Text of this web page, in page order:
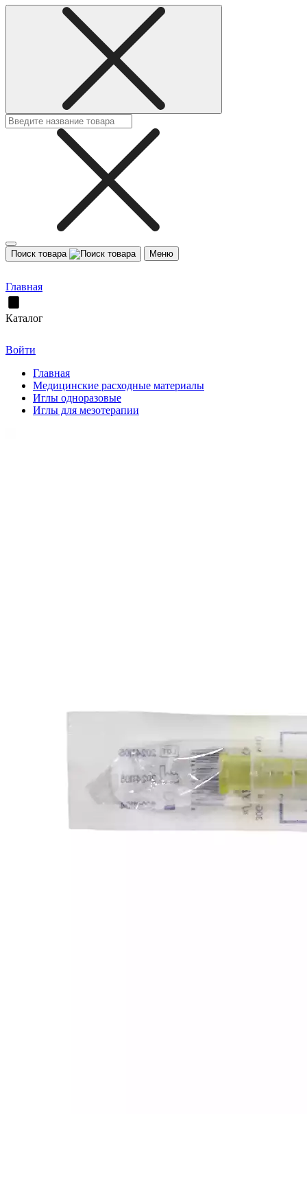
Поиск товара Меню
Главная
Каталог
Войти
Главная
Медицинские расходные материалы
Иглы одноразовые
Иглы для мезотерапии